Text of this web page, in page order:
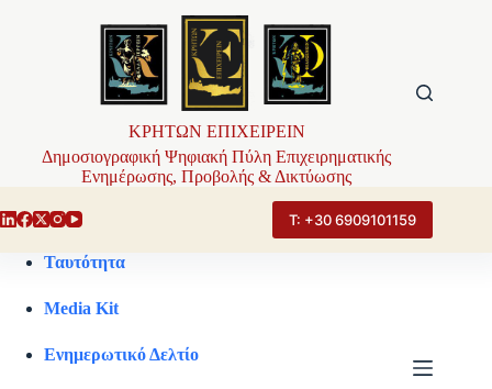
ΚΡΗΤΩΝ ΕΠΙΧΕΙΡΕΙΝ
Δημοσιογραφική Ψηφιακή Πύλη Επιχειρηματικής
Ενημέρωσης, Προβολής & Δικτύωσης
Τ: +30 6909101159
Ταυτότητα
Media Kit
Ενημερωτικό Δελτίο